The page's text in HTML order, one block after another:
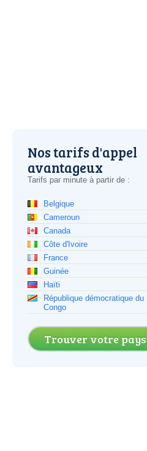
Nos tarifs d'appel
avantageux
Tarifs par minute à partir de :
Belgique
Cameroun
Canada
Côte d'Ivoire
France
Guinée
Haïti
République démocratique du
Congo
Trouver votre pays